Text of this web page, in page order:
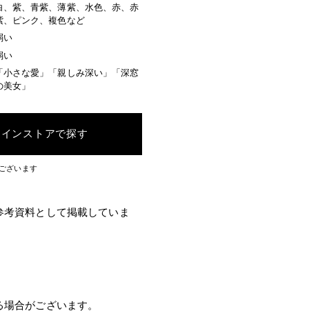
、紫、青紫、薄紫、水色、赤、赤
、ピンク、複色など
い
い
小さな愛」「親しみ深い」「深窓
美女」
ンストアで探す
ざいます
資料として掲載していま
合がございます。